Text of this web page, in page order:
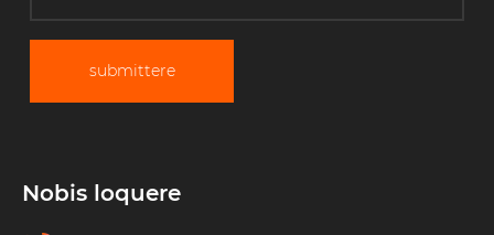
submittere
Nobis loquere